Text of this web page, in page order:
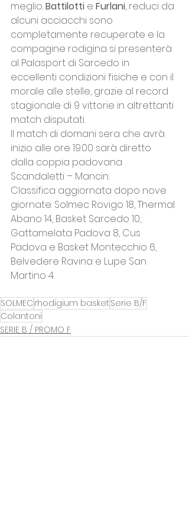
meglio. Battilotti e Furlani, reduci da
alcuni acciacchi sono
completamente recuperate e la
compagine rodigina si presenterà
al Palasport di Sarcedo in
eccellenti condizioni fisiche e con il
morale alle stelle, grazie al record
stagionale di 9 vittorie in altrettanti
match disputati.
Il match di domani sera che avrà
inizio alle ore 19.00 sarà diretto
dalla coppia padovana
Scandaletti – Mancin.
Classifica aggiornata dopo nove
giornate: Solmec Rovigo 18, Thermal
Abano 14, Basket Sarcedo 10,
Gattamelata Padova 8, Cus
Padova e Basket Montecchio 6,
Belvedere Ravina e Lupe San
Martino 4.
SOLMEC rhodigium basket Serie B/F
Colantoni
SERIE B / PROMO F